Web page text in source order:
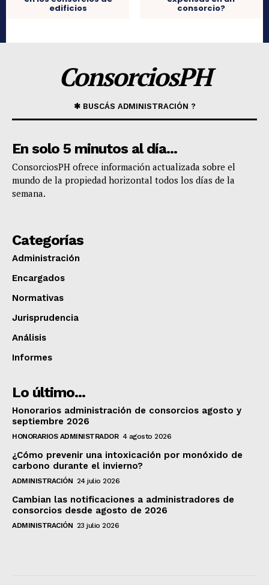
edificios consorcio?
ConsorciosPH
✱ BUSCÁS ADMINISTRACIÓN ?
En solo 5 minutos al día...
​ConsorciosPH ofrece información actualizada sobre el
mundo de la propiedad horizontal todos los días de la
semana.
Categorías
Administración
Encargados
Normativas
Jurisprudencia
Análisis
Informes
Lo último...
Honorarios administración de consorcios agosto y
septiembre 2026
HONORARIOS ADMINISTRADOR 4 agosto 2026
¿Cómo prevenir una intoxicación por monóxido de
carbono durante el invierno?
ADMINISTRACIÓN 24 julio 2026
Cambian las notificaciones a administradores de
consorcios desde agosto de 2026
ADMINISTRACIÓN 23 julio 2026